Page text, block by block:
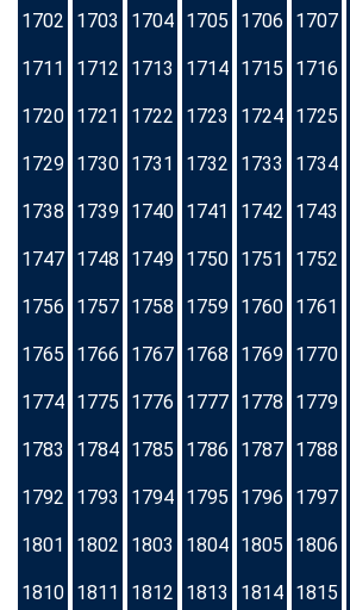
1702 1703 1704 1705 1706 1707
1711 1712 1713 1714 1715 1716
1720 1721 1722 1723 1724 1725
1729 1730 1731 1732 1733 1734
1738 1739 1740 1741 1742 1743
1747 1748 1749 1750 1751 1752
1756 1757 1758 1759 1760 1761
1765 1766 1767 1768 1769 1770
1774 1775 1776 1777 1778 1779
1783 1784 1785 1786 1787 1788
1792 1793 1794 1795 1796 1797
1801 1802 1803 1804 1805 1806
1810 1811 1812 1813 1814 1815